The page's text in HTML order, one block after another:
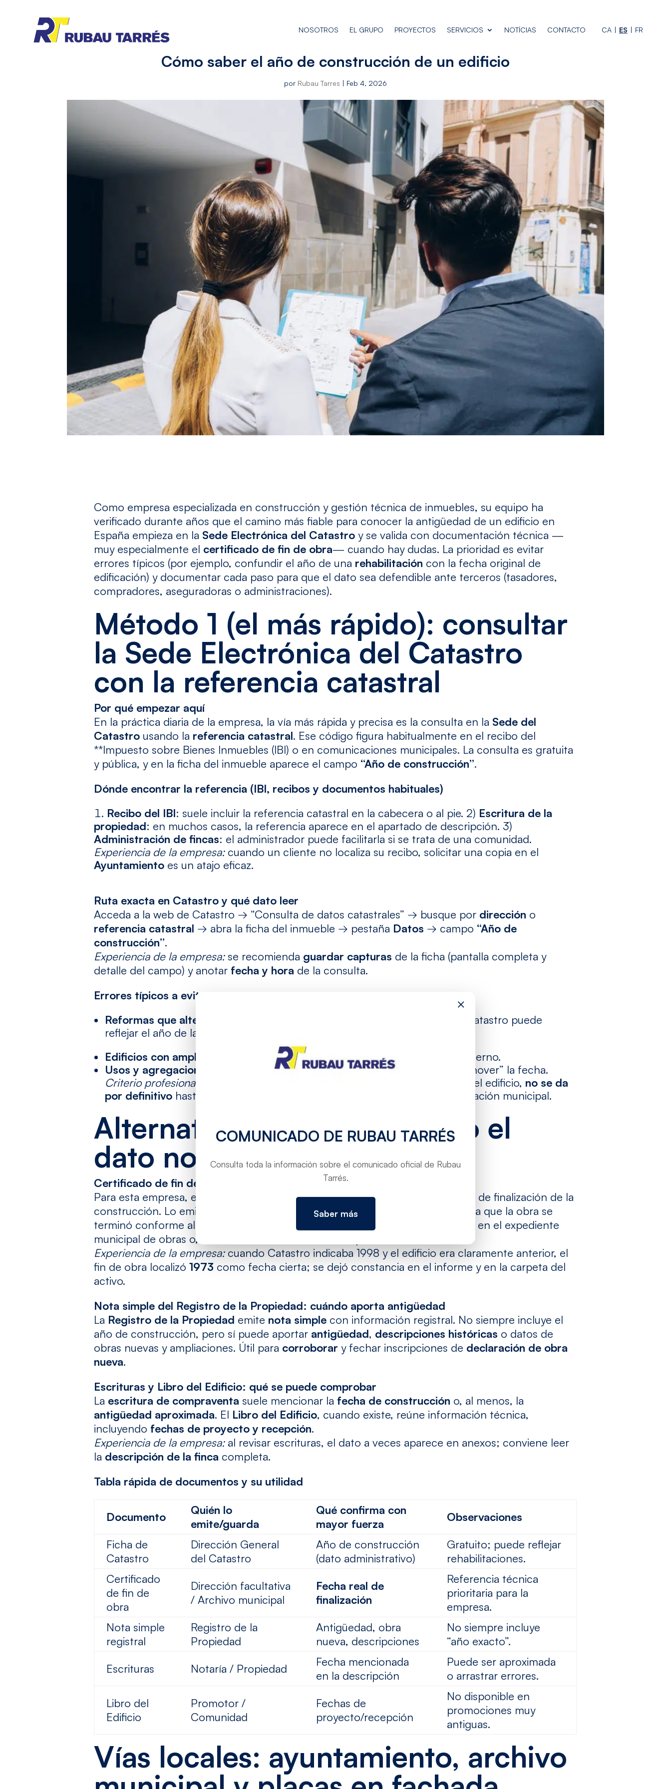
NOSOTROS EL GRUPO PROYECTOS SERVICIOS NOTÍCIAS CONTACTO CA ES FR
Cómo saber el año de construcción de un edificio
por Rubau Tarres | Feb 4, 2026
Como empresa especializada en construcción y gestión técnica de inmuebles, su equipo ha
verificado durante años que el camino más fiable para conocer la antigüedad de un edificio en
España empieza en la Sede Electrónica del Catastro y se valida con documentación técnica —
muy especialmente el certificado de fin de obra— cuando hay dudas. La prioridad es evitar
errores típicos (por ejemplo, confundir el año de una rehabilitación con la fecha original de
edificación) y documentar cada paso para que el dato sea defendible ante terceros (tasadores,
compradores, aseguradoras o administraciones).
Método 1 (el más rápido): consultar
la Sede Electrónica del Catastro
con la referencia catastral
Por qué empezar aquí
En la práctica diaria de la empresa, la vía más rápida y precisa es la consulta en la Sede del
Catastro usando la referencia catastral. Ese código figura habitualmente en el recibo del
**Impuesto sobre Bienes Inmuebles (IBI) o en comunicaciones municipales. La consulta es gratuita
y pública, y en la ficha del inmueble aparece el campo “Año de construcción”.
Dónde encontrar la referencia (IBI, recibos y documentos habituales)
Recibo del IBI: suele incluir la referencia catastral en la cabecera o al pie. 2) Escritura de la
propiedad: en muchos casos, la referencia aparece en el apartado de descripción. 3)
Administración de fincas: el administrador puede facilitarla si se trata de una comunidad.
Experiencia de la empresa:cuando un cliente no localiza su recibo, solicitar una copia en el
Ayuntamiento es un atajo eficaz.
Ruta exacta en Catastro y qué dato leer
Acceda a la web de Catastro → “Consulta de datos catastrales” → busque por dirección o
referencia catastral → abra la ficha del inmueble → pestaña Datos → campo “Año de
construcción”.
Experiencia de la empresa:se recomienda guardar capturas de la ficha (pantalla completa y
detalle del campo) y anotar fecha y hora de la consulta.
Errores típicos a evitar
Reformas que alteran el campo
, Catastro puede
reflejar el año de la intervención más reciente.
Edificios con ampliaciones
: el año puede corresponder al cuerpo más moderno.
Usos y agregaciones
: cambios de uso o agregaciones de fincas pueden “mover” la fecha.
Criterio profesional:
si el año de Catastro no cuadra con la edad aparente del edificio, no se da
por definitivo hasta contrastar con o documentación municipal.
Alternativas oficiales cuando el
dato no coincide o falta
Certificado de fin de obra: qué es, quién lo emite y cómo solicitarlo
Para esta empresa, es el documento técnicomás fiablepara fijar la fecha real de finalización de la
construcción. Lo emite el
técnico competente(dirección facultativa) y acredita que la obra se
terminó conforme al proyecto y licencias. Si no se conserva, puede recabarse en el expediente
municipal de obras o, en ocasiones, en el archivo del promotor.
Experiencia de la empresa:cuando Catastro indicaba 1998 y el edificio era claramente anterior, el
fin de obra localizó1973 como fecha cierta; se dejó constancia en el informe y en la carpeta del
activo.
Nota simple del Registro de la Propiedad: cuándo aporta antigüedad
La Registro de la Propiedad emite nota simple con información registral. No siempre incluye el
año de construcción, pero sí puede aportar antigüedad, descripciones históricas o datos de
obras nuevas y ampliaciones. Útil para corroborar y fechar inscripciones de declaración de obra
nueva.
Escrituras y Libro del Edificio: qué se puede comprobar
La escritura de compraventa suele mencionar la fecha de construcción o, al menos, la
antigüedad aproximada. El Libro del Edificio, cuando existe, reúne información técnica,
incluyendo fechas de proyecto y recepción.
Experiencia de la empresa:al revisar escrituras, el dato a veces aparece en anexos; conviene leer
la descripción de la finca completa.
Tabla rápida de documentos y su utilidad
Documento
Quién lo
emite/guarda
Qué confirma con
mayor fuerza
Observaciones
Ficha de
Catastro
Dirección General
del Catastro
Año de construcción
(dato administrativo)
Gratuito; puede reflejar
rehabilitaciones.
Certificado
de fin de
obra
Dirección facultativa
/ Archivo municipal
Fecha real de
finalización
Referencia técnica
prioritaria para la
empresa.
Nota simple
registral
Registro de la
Propiedad
Antigüedad, obra
nueva, descripciones
No siempre incluye
“año exacto”.
Escrituras Notaría / Propiedad
Fecha mencionada
en la descripción
Puede ser aproximada
o arrastrar errores.
Libro del
Edificio
Promotor /
Comunidad
Fechas de
proyecto/recepción
No disponible en
promociones muy
antiguas.
Vías locales: ayuntamiento, archivo
×
COMUNICADO DE RUBAU TARRÉS
Consulta toda la información sobre el comunicado oficial de Rubau
Tarrés.
Saber más